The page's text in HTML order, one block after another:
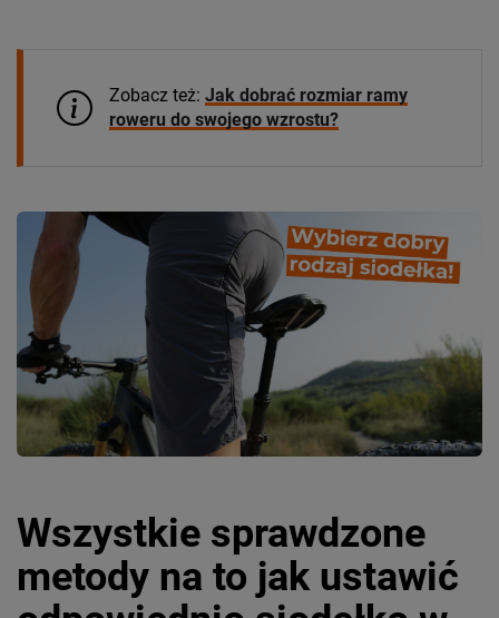
Zobacz też: Jak dobrać rozmiar ramy
roweru do swojego wzrostu?
Wszystkie sprawdzone
metody na to jak ustawić